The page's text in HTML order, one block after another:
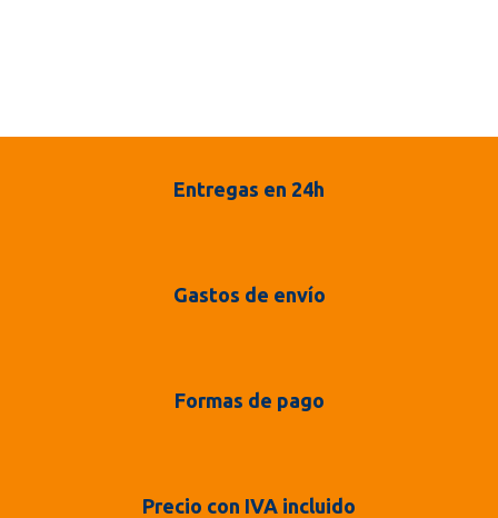
Entregas en 24h
Gastos de envío
Formas de pago
Precio con IVA incluido